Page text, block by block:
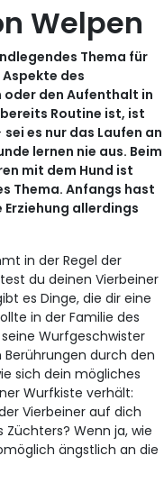
Welpen
Thema für
des
oder den Aufenthalt in
Routine ist, ist
sei es nur das Laufen an
lernen nie aus. Beim
mit dem Hund ist
Thema. Anfangs hast
allerdings
in der Regel der
du deinen Vierbeiner
es Dinge, die dir eine
in der Familie des
Wurfgeschwister
durch den
sich dein mögliches
Wurfkiste verhält:
Vierbeiner auf dich
Wenn ja, wie
ängstlich an die